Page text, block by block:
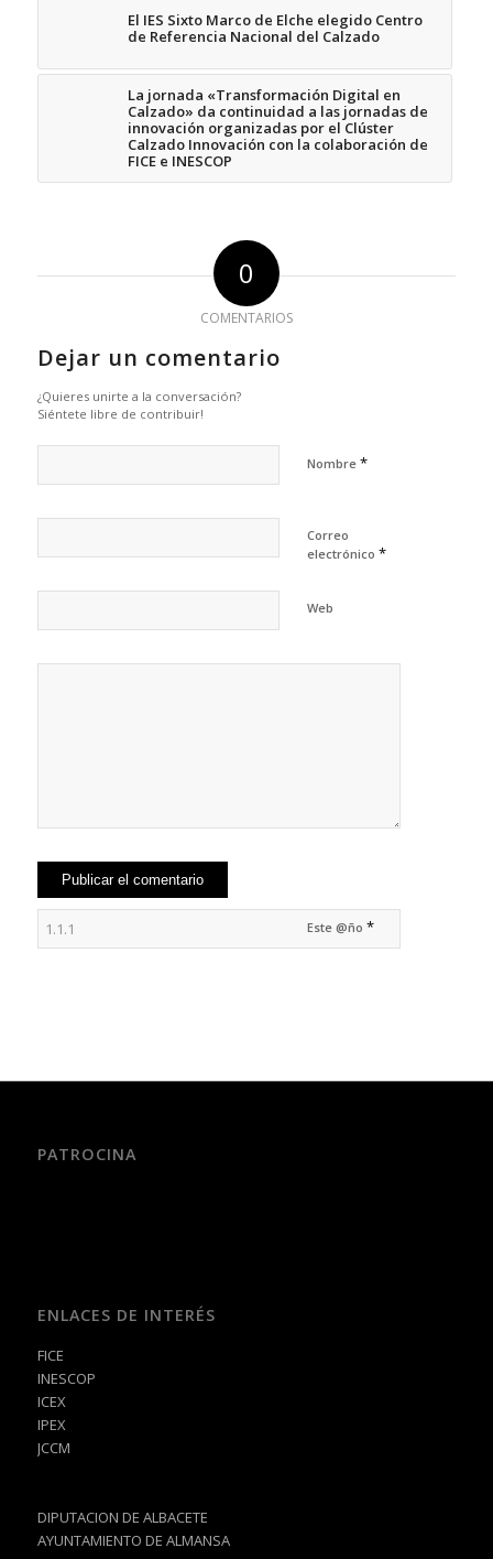
El IES Sixto Marco de Elche elegido Centro
de Referencia Nacional del Calzado
La jornada «Transformación Digital en
Calzado» da continuidad a las jornadas de
innovación organizadas por el Clúster
Calzado Innovación con la colaboración de
FICE e INESCOP
0
COMENTARIOS
Dejar un comentario
¿Quieres unirte a la conversación?
Siéntete libre de contribuir!
Nombre *
Correo
electrónico *
Web
Este @ño *
PATROCINA
ENLACES DE INTERÉS
FICE
INESCOP
ICEX
IPEX
JCCM
DIPUTACION DE ALBACETE
AYUNTAMIENTO DE ALMANSA